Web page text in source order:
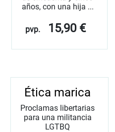
años, con una hija ...
pvp. 15,90 €
Ética marica
Proclamas libertarias
para una militancia
LGTBQ